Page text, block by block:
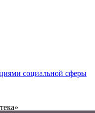
социальной сферы